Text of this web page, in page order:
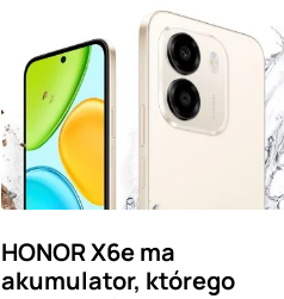
HONOR X6e ma
akumulator, którego